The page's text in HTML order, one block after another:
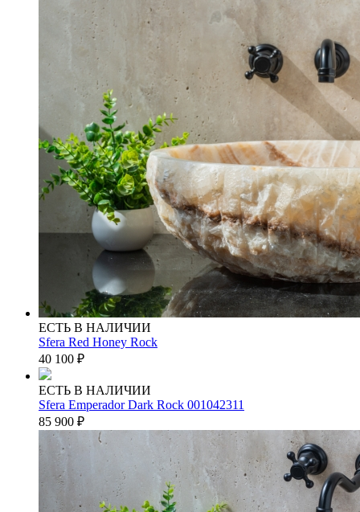
ЕСТЬ В НАЛИЧИИ
Sfera Red Honey Rock
40 100 ₽
ЕСТЬ В НАЛИЧИИ
Sfera Emperador Dark Rock 001042311
85 900 ₽